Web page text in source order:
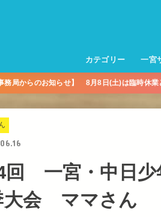
カテゴリー
一宮サッカースクー
トレーニングセンタ
一宮FA
一宮FC
一宮ＦＣレディース
一宮サッカースクー
中学生練習
一宮ＦＣＪＹ【中学
一宮ＦＣＪYレディ
女子】
幼児トレセン【年長
少】
パパさんママさん
親子の部
社会人の部
コルボス 【シニア】
フットサル
コルボスリーグ
グレイセス
一宮
事務局からのお知らせ】 8月8日(土)は臨時休
回 一宮・中日少
大会 ママさん